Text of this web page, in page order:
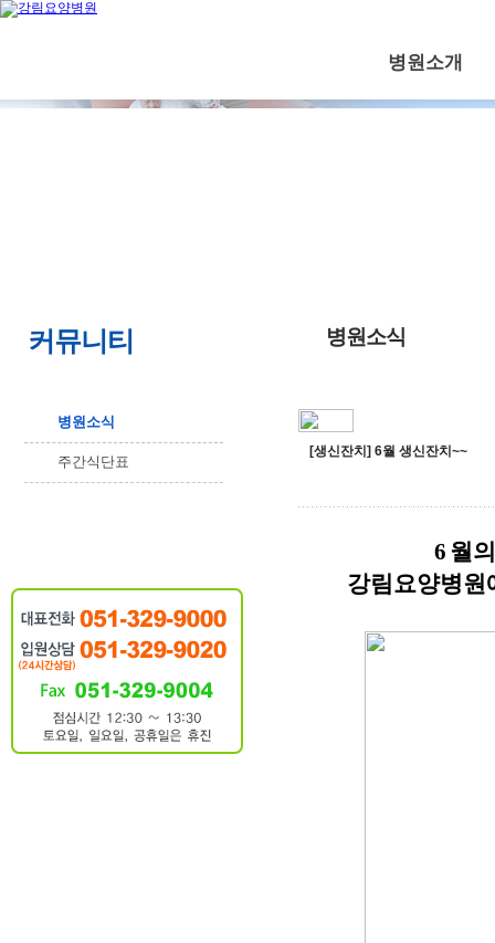
병원소개
커뮤니티
병원소식
주간식단표
병원소식
[생신잔치] 6월 생신잔치~~
6 월
강림요양병